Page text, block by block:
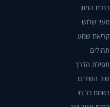
ברכת המזון
מעין שלוש
קריאת שמע
תהילים
תפילת הדרך
שיר השירים
נשמת כל חי